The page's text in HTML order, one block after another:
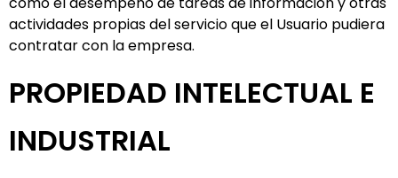
actividades propias del servicio que el Usuario pudiera
contratar con la empresa.
PROPIEDAD INTELECTUAL E
INDUSTRIAL